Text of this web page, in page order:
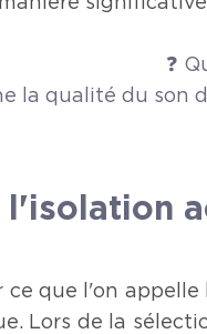
❓
la qualité du son
l'isolation
ce que l'on
Lors de la